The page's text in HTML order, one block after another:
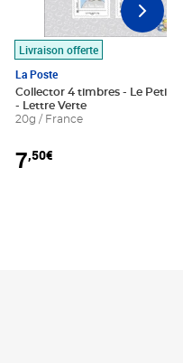
au panier
Livraison offerte
La Poste
Collector 4 timbres - Le Petit
- Lettre Verte
20g / France
7,50€